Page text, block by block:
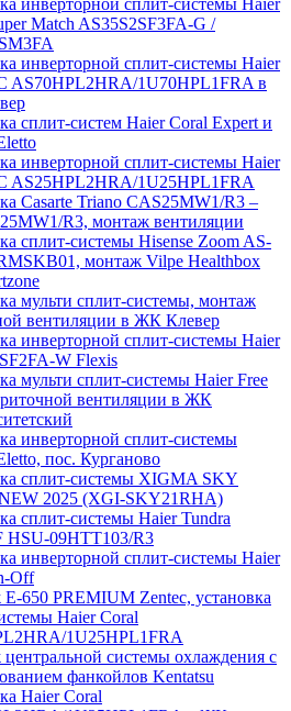
инверторной сплит-системы Haier
Match AS35S2SF3FA-G /
инверторной сплит-системы Haier
AS70HPL2HRA/1U70HPL1FRA в
сплит-систем Haier Coral Expert и
инверторной сплит-системы Haier
AS25HPL2HRA/1U25HPL1FRA
Casarte Triano CAS25MW1/R3 –
R3, монтаж вентиляции
сплит-системы Hisense Zoom AS-
монтаж Vilpe Healthbox
мульти сплит-системы, монтаж
вентиляции в ЖК Клевер
инверторной сплит-системы Haier
W Flexis
мульти сплит-системы Haier Free
вентиляции в ЖК
инверторной сплит-системы
пос. Курганово
сплит-системы XIGMA SKY
2025 (XGI-SKY21RHA)
сплит-системы Haier Tundra
HSU-09HTT103/R3
инверторной сплит-системы Haier
Off
650 PREMIUM Zentec, установка
Haier Coral
1U25HPL1FRA
системы охлаждения с
фанкойлов Kentatsu
Haier Coral